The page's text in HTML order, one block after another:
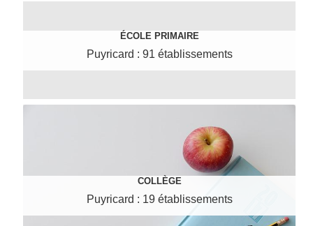
ÉCOLE PRIMAIRE
Puyricard : 91 établissements
COLLÈGE
Puyricard : 19 établissements